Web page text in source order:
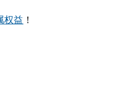
权益！